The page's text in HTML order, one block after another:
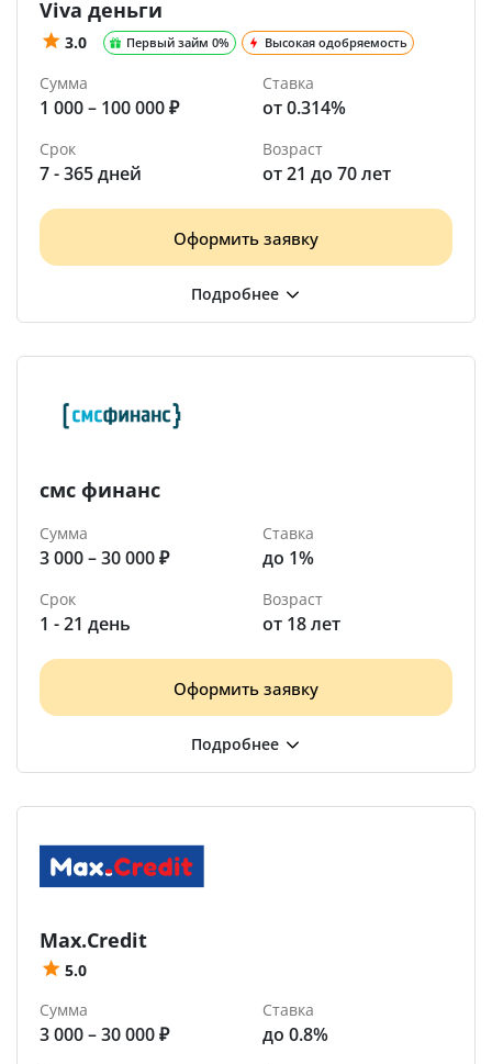
Viva деньги
3.0 Первый займ 0% Высокая одобряемость
Сумма
1 000 – 100 000 ₽
Ставка
от 0.314%
Срок
7 - 365 дней
Возраст
от 21 до 70 лет
Оформить заявку
смс финанс
Сумма
3 000 – 30 000 ₽
Ставка
до 1%
Срок
1 - 21 день
Возраст
от 18 лет
Оформить заявку
Max.Credit
5.0
Сумма
3 000 – 30 000 ₽
Ставка
до 0.8%